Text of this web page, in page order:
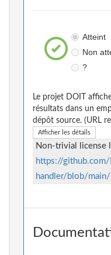
Atteint
Non
?
Le projet DOIT
résultats dans un
dépôt source. (URL
Afficher les détails
Non-trivial license
https://
handler/blob/main/